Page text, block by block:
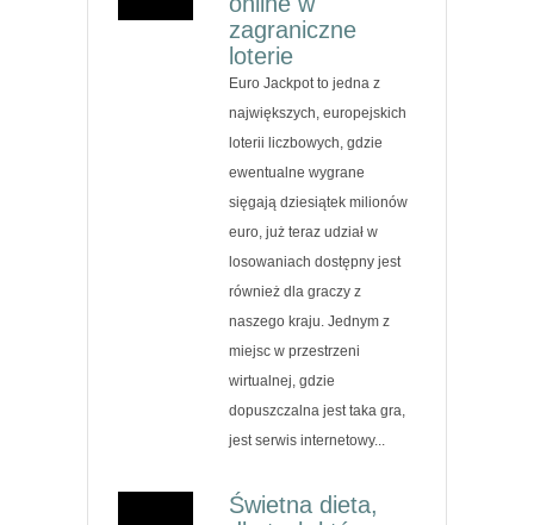
zagraniczne
loterie
Euro Jackpot to jedna z
największych, europejskich
loterii liczbowych, gdzie
ewentualne wygrane
sięgają dziesiątek milionów
euro, już teraz udział w
losowaniach dostępny jest
również dla graczy z
naszego kraju. Jednym z
miejsc w przestrzeni
wirtualnej, gdzie
dopuszczalna jest taka gra,
jest serwis internetowy...
Świetna dieta,